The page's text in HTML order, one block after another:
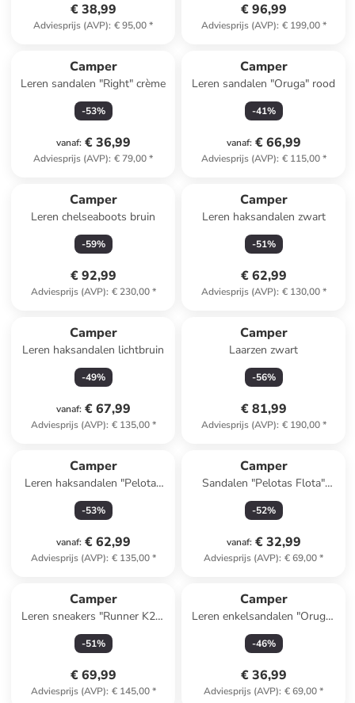
€ 38,99
Adviesprijs (AVP): € 95,00*
€ 96,99
Adviesprijs (AVP): € 199,00*
Camper
Leren sandalen "Right" crème
-53%
vanaf: € 36,99
Adviesprijs (AVP): € 79,00*
Camper
Leren sandalen "Oruga" rood
-41%
vanaf: € 66,99
Adviesprijs (AVP): € 115,00*
Camper
Leren chelseaboots bruin
-59%
€ 92,99
Adviesprijs (AVP): € 230,00*
Camper
Leren haksandalen zwart
-51%
€ 62,99
Adviesprijs (AVP): € 130,00*
Camper
Leren haksandalen lichtbruin
-49%
vanaf: € 67,99
Adviesprijs (AVP): € 135,00*
Camper
Laarzen zwart
-56%
€ 81,99
Adviesprijs (AVP): € 190,00*
Camper
Leren haksandalen "Pelotas
Flota" crème
-53%
vanaf: € 62,99
Adviesprijs (AVP): € 135,00*
Camper
Sandalen "Pelotas Flota"
lichtroze
-52%
vanaf: € 32,99
Adviesprijs (AVP): € 69,00*
Camper
Leren sneakers "Runner K21"
antraciet
-51%
€ 69,99
Adviesprijs (AVP): € 145,00*
Camper
Leren enkelsandalen "Oruga"
beige
-46%
€ 36,99
Adviesprijs (AVP): € 69,00*